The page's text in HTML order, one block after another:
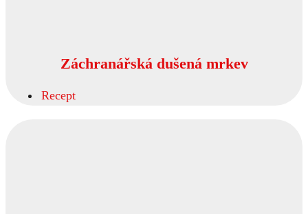
Záchranářská dušená mrkev
Recept